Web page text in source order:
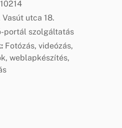
utca 18.
portál szolgáltatás
Fotózás, videózás,
weblapkészítés,